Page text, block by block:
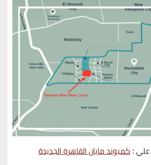
علي :كمبوند مايان القاهرة الجديدة